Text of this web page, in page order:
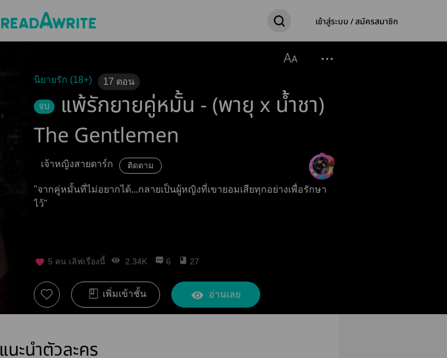
เข้าสู่ระบบ / สมัครสมาชิก
นิยายรัก (18+) 17 ตอน
จบ
แพ้รักยายคู่หมั้น - (พายุ x น้ำชา)
The Gentlemen
เจ้าหญิงสายดาร์ก ติดตาม
"จากคู่หมั้นที่ไม่อยากได้...กลายเป็นผู้หญิงที่เขายอมเสียทุกอย่างเพื่อรักษา
ไว้"
5 คน เลิฟเรื่องนี้ 2.34K 6 27
เพิ่มเข้าชั้น อ่านเลย
แนะนำตัวละคร